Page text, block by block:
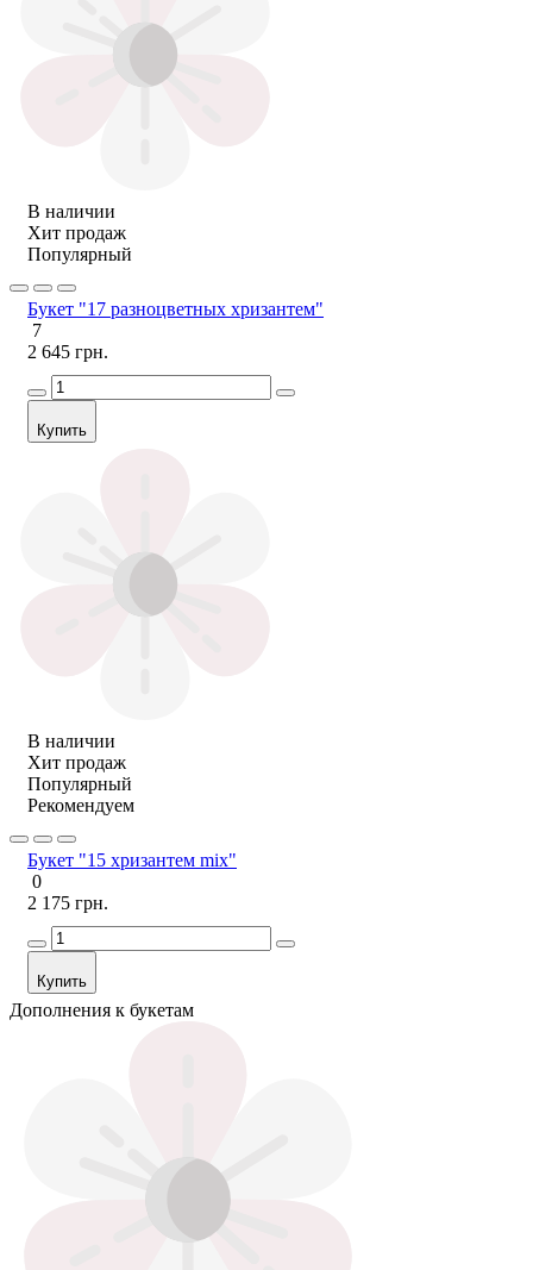
В наличии
Хит продаж
Популярный
Букет "17 разноцветных хризантем"
7
2 645 грн.
Купить
В наличии
Хит продаж
Популярный
Рекомендуем
Букет "15 хризантем mix"
0
2 175 грн.
Купить
Дополнения к букетам